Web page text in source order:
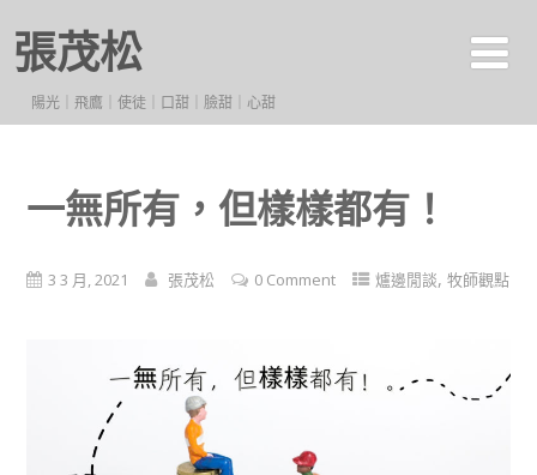
張茂松
陽光｜飛鷹｜使徒｜口甜｜臉甜｜心甜
一無所有，但樣樣都有！
3 3 月, 2021 張茂松 0 Comment 爐邊閒談, 牧師觀點